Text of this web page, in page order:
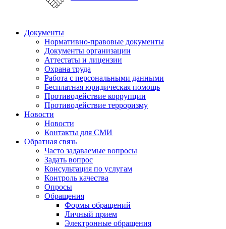
Документы
Нормативно-правовые документы
Документы организации
Аттестаты и лицензии
Охрана труда
Работа с персональными данными
Бесплатная юридическая помощь
Противодействие коррупции
Противодействие терроризму
Новости
Новости
Контакты для СМИ
Обратная связь
Часто задаваемые вопросы
Задать вопрос
Консультация по услугам
Контроль качества
Опросы
Обращения
Формы обращений
Личный прием
Электронные обращения